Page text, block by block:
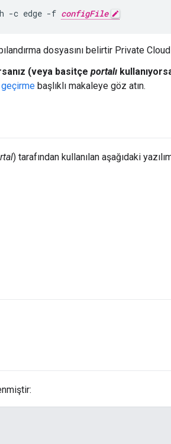
-c edge -f configFile
dosyasını belirtir Private
(veya basitçe portalı
geçirme başlıklı makaleye göz atın.
) tarafından kullanılan aşağıdaki